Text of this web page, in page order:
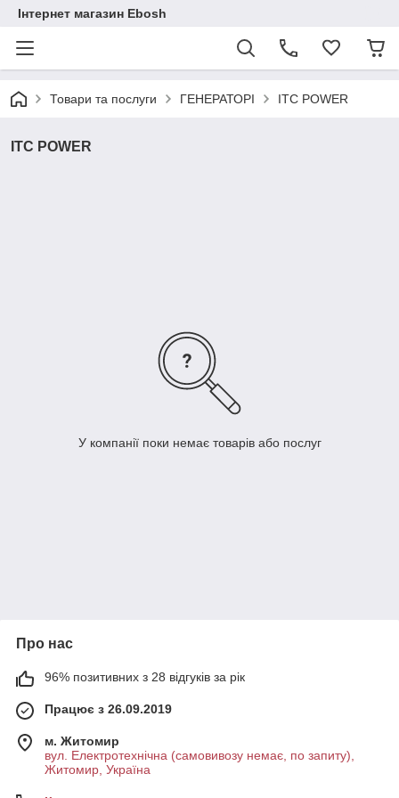
Інтернет магазин Ebosh
Товари та послуги ГЕНЕРАТОРІ ITC POWER
ITC POWER
У компанії поки немає товарів або послуг
Про нас
96% позитивних з 28 відгуків за рік
Працює з 26.09.2019
м. Житомир
вул. Електротехнічна (самовивозу немає, по запиту),
Житомир, Україна